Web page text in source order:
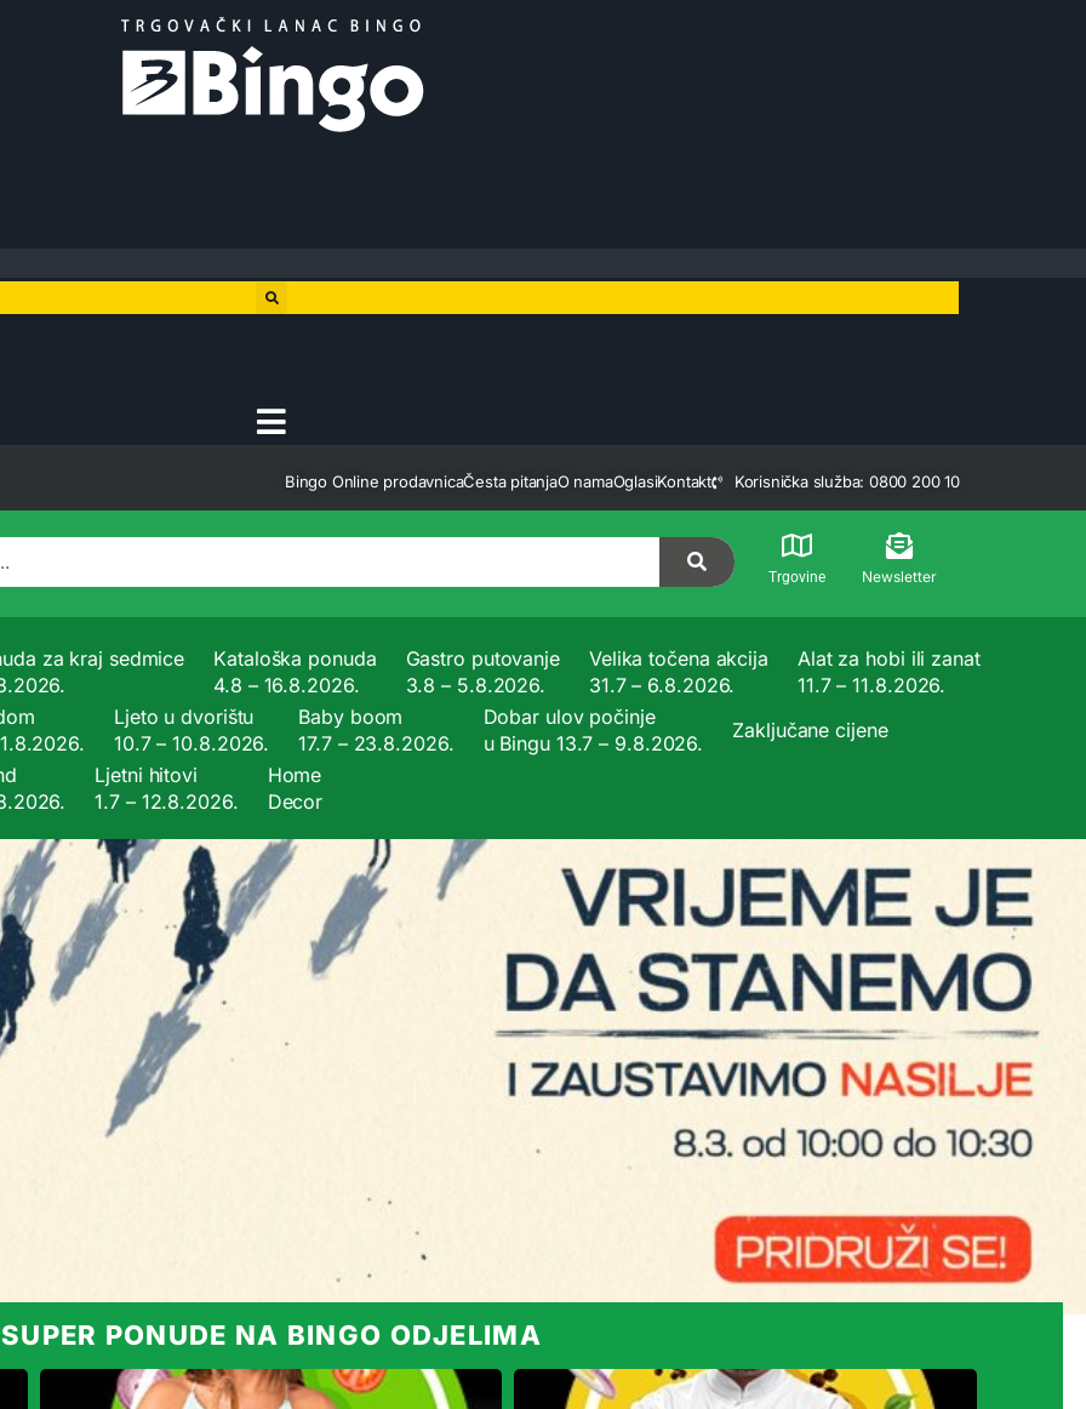
Bingo Online prodavnicaČesta pitanjaO namaOglasiKontakt Korisnička služba: 0800 200 10
Trgovine Newsletter
za kraj sedmice
Kataloška ponuda
4.8 – 16.8.2026.
Gastro putovanje
3.8 – 5.8.2026.
Velika točena akcija
31.7 – 6.8.2026.
Alat za hobi ili zanat
11.7 – 11.8.2026.
Ljeto u dvorištu
10.7 – 10.8.2026.
Baby boom
17.7 – 23.8.2026.
Dobar ulov počinje
u Bingu 13.7 – 9.8.2026.
Zaključane cijene
Ljetni hitovi
1.7 – 12.8.2026.
Home
Decor
SUPER PONUDE NA BINGO ODJELIMA